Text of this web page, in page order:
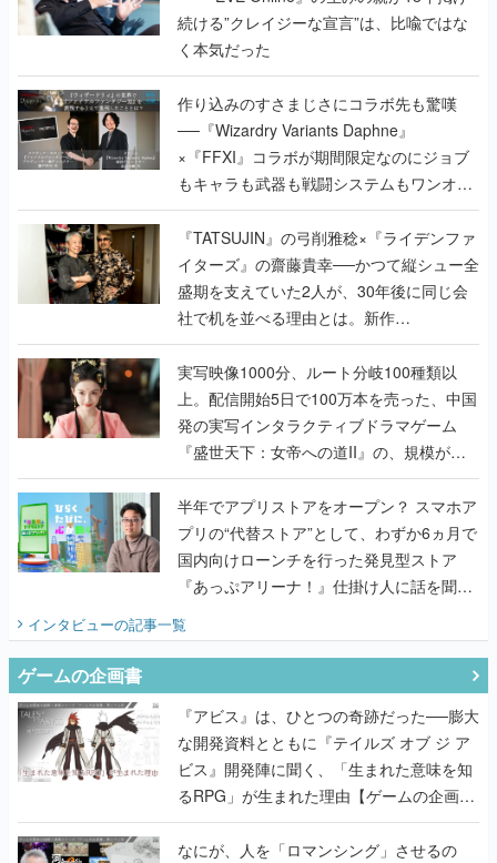
続ける”クレイジーな宣言”は、比喩ではな
く本気だった
作り込みのすさまじさにコラボ先も驚嘆
──『Wizardry Variants Daphne』
×『FFXI』コラボが期間限定なのにジョブ
もキャラも武器も戦闘システムもワンオフ
で作り込まれた理由を両ディレクターに聞
く
『TATSUJIN』の弓削雅稔×『ライデンファ
イターズ』の齋藤貴幸──かつて縦シュー全
盛期を支えていた2人が、30年後に同じ会
社で机を並べる理由とは。新作
『TATSUJIN EXTREME』で初タッグを組
んだレジェンド2人に訊く開発秘話
実写映像1000分、ルート分岐100種類以
上。配信開始5日で100万本を売った、中国
発の実写インタラクティブドラマゲーム
『盛世天下：女帝への道II』の、規模が違
うこだわりをプロデューサーに聞いた
半年でアプリストアをオープン？ スマホア
プリの“代替ストア”として、わずか6ヵ月で
国内向けローンチを行った発見型ストア
『あっぷアリーナ！』仕掛け人に話を聞い
インタビューの記事一覧
ゲームの企画書
『アビス』は、ひとつの奇跡だった──膨大
な開発資料とともに『テイルズ オブ ジ ア
ビス』開発陣に聞く、「生まれた意味を知
るRPG」が生まれた理由【ゲームの企画
書】
なにが、人を「ロマンシング」させるの